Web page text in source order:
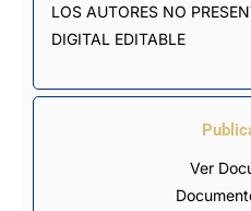
LOS AUTORES NO
DIGITAL EDITABLE
Ver